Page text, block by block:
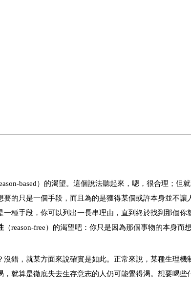
based） 的渴望。這個說法聽起來，嗯，很合理；但
的只是一個手段，而且為的是獲得某個或許本身並不讓
種手段，你可以列出一長串理由，直到終於找到那個你
（reason-free） 的渴望吧：你只是因為那個事物的本身而
錯，就某方面來說確實是如此。正常來說，某種生理機
就算是徹底失去生存意志的人仍可能覺得渴。想要喝些